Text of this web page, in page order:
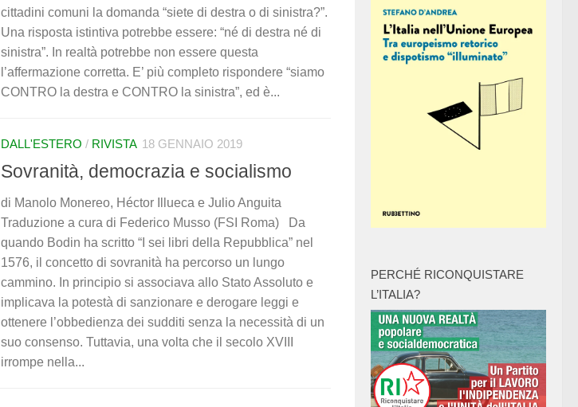
cittadini comuni la domanda “siete di destra o di sinistra?”.
Una risposta istintiva potrebbe essere: “né di destra né di
sinistra”. In realtà potrebbe non essere questa
l’affermazione corretta. E’ più completo rispondere “siamo
CONTRO la destra e CONTRO la sinistra”, ed è...
DALL'ESTERO / RIVISTA 18 GENNAIO 2019
Sovranità, democrazia e socialismo
di Manolo Monereo, Héctor Illueca e Julio Anguita
Traduzione a cura di Federico Musso (FSI Roma) Da
quando Bodin ha scritto “I sei libri della Repubblica” nel
1576, il concetto di sovranità ha percorso un lungo
cammino. In principio si associava allo Stato Assoluto e
implicava la potestà di sanzionare e derogare leggi e
ottenere l’obbedienza dei sudditi senza la necessità di un
suo consenso. Tuttavia, una volta che il secolo XVIII
irrompe nella...
PERCHÉ RICONQUISTARE
L’ITALIA?